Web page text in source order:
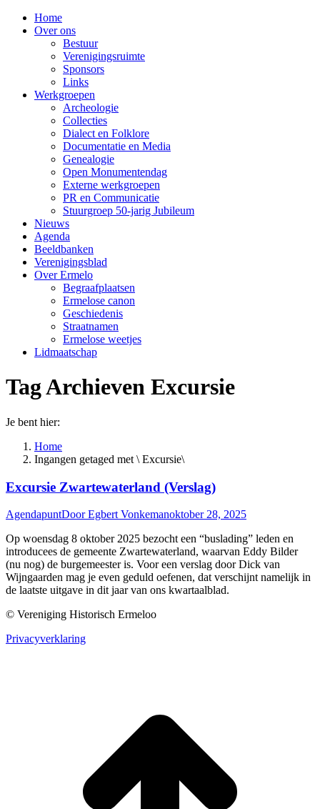
Home
Over ons
Bestuur
Verenigingsruimte
Sponsors
Links
Werkgroepen
Archeologie
Collecties
Dialect en Folklore
Documentatie en Media
Genealogie
Open Monumentendag
Externe werkgroepen
PR en Communicatie
Stuurgroep 50-jarig Jubileum
Nieuws
Agenda
Beeldbanken
Verenigingsblad
Over Ermelo
Begraafplaatsen
Ermelose canon
Geschiedenis
Straatnamen
Ermelose weetjes
Lidmaatschap
Tag Archieven Excursie
Je bent hier:
Home
Ingangen getaged met \ Excursie\
Excursie Zwartewaterland (Verslag)
AgendapuntDoorEgbert Vonkemanoktober 28, 2025
Op woensdag 8 oktober 2025 bezocht een “buslading” leden en
introducees de gemeente Zwartewaterland, waarvan Eddy Bilder
(nu nog) de burgemeester is. Voor een verslag door Dick van
Wijngaarden mag je even geduld oefenen, dat verschijnt namelijk in
de laatste uitgave in dit jaar van ons kwartaalblad.
© Vereniging Historisch Ermeloo
Privacyverklaring